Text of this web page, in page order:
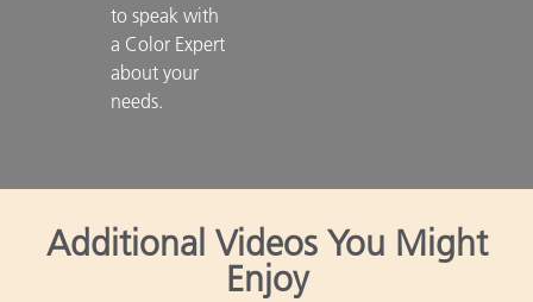
to speak with
a Color Expert
about your
needs.
Additional Videos You Might
Enjoy